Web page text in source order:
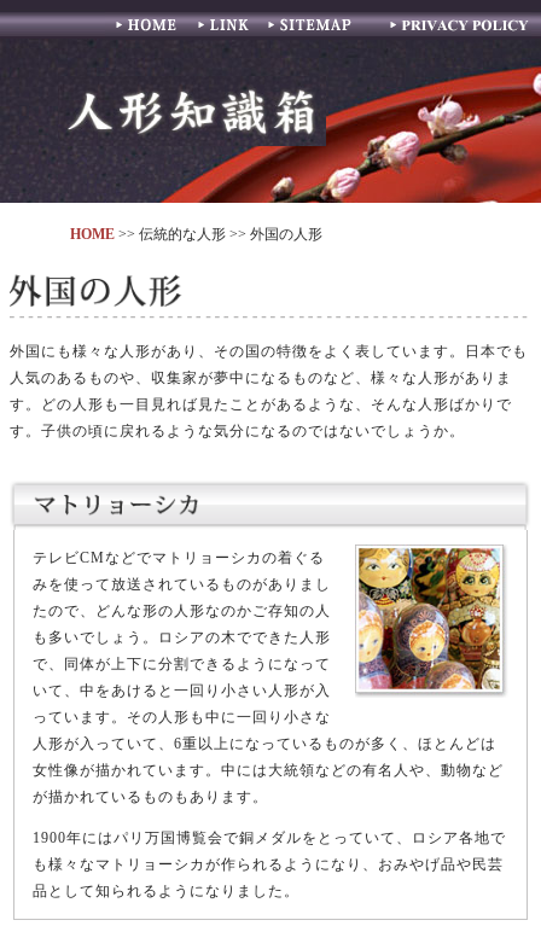
サイトマップ
HOME >> 伝統的な人形 >> 外国の人形
外国にも様々な人形があり、その国の特徴をよく表しています。日本でも
人気のあるものや、収集家が夢中になるものなど、様々な人形がありま
す。どの人形も一目見れば見たことがあるような、そんな人形ばかりで
す。子供の頃に戻れるような気分になるのではないでしょうか。
テレビCMなどでマトリョーシカの着ぐる
みを使って放送されているものがありまし
たので、どんな形の人形なのかご存知の人
も多いでしょう。ロシアの木でできた人形
で、同体が上下に分割できるようになって
いて、中をあけると一回り小さい人形が入
っています。その人形も中に一回り小さな
人形が入っていて、6重以上になっているものが多く、ほとんどは
女性像が描かれています。中には大統領などの有名人や、動物など
が描かれているものもあります。
1900年にはパリ万国博覧会で銅メダルをとっていて、ロシア各地で
も様々なマトリョーシカが作られるようになり、おみやげ品や民芸
品として知られるようになりました。